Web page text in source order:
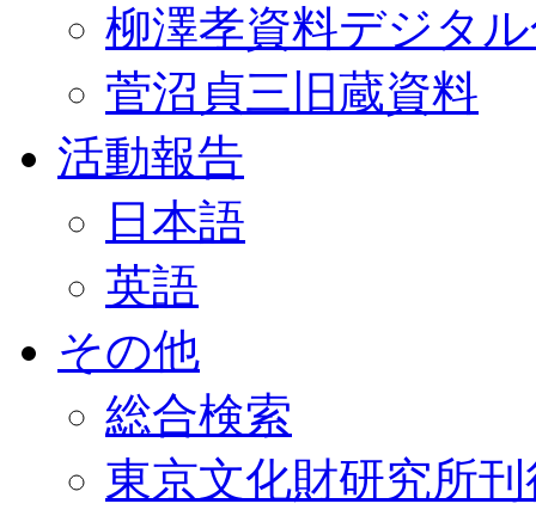
柳澤孝資料デジタ
菅沼貞三旧蔵資料
活動報告
日本語
英語
その他
総合検索
東京文化財研究所